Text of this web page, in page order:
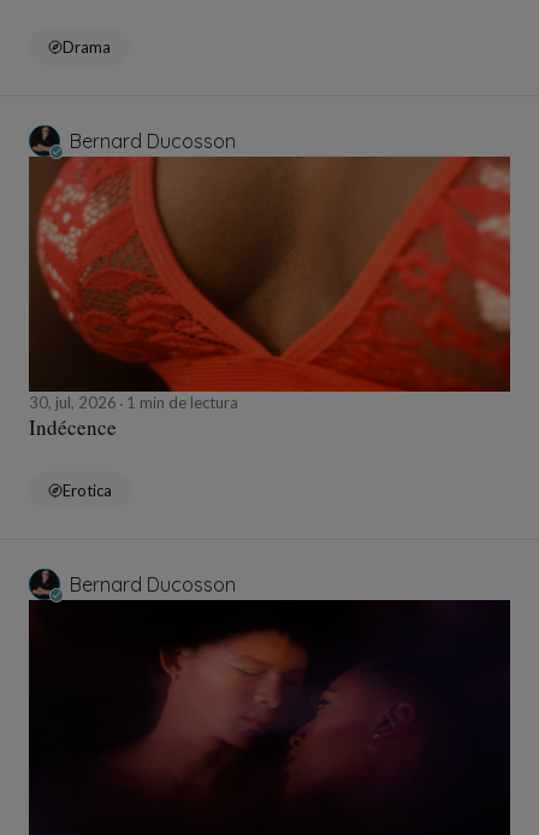
Drama
Bernard Ducosson
30, jul, 2026 1 min de lectura
Indécence
Erotica
Bernard Ducosson